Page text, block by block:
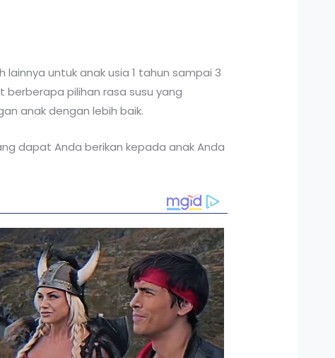
lainnya untuk anak usia 1 tahun sampai 3
pilihan rasa susu yang
anak dengan lebih baik.
dapat Anda berikan kepada anak Anda